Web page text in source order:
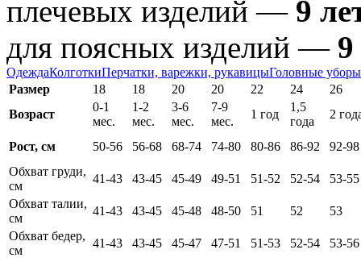
плечевых изделий — 9
для поясных изделий — 9
ОдеждаКолготкиПерчатки, варежки, рукавицыГоловные уборы
Размер
18 18 20 20 22 24
26
Возраст
0-1
мес.
1-2
мес.
3-6
мес.
7-9
мес.
1 год
1,5
года
2
Рост, см 50-56 56-68 68-74 74-80 80-86 86-92
92-98
Обхват груди,
см
41-43 43-45 45-49 49-51 51-52 52-54
53-55
Обхват талии,
см
41-43 43-45 45-48 48-50 51 52
53
Обхват бедер,
см
41-43 43-45 45-47 47-51 51-53 52-54 53-56